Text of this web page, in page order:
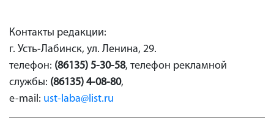
Контакты редакции:
г. Усть-Лабинск, ул. Ленина, 29.
телефон: (86135) 5-30-58, телефон рекламной
службы: (86135) 4-08-80,
e-mail: ust-laba@list.ru